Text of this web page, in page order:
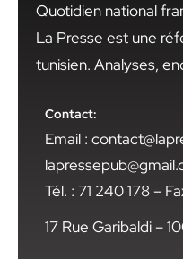
Quotidien national
La Presse est une
tunisien. Analyses,
Contact:
Email :
Tél. : 71 240 178 –
17 Rue Garibaldi –